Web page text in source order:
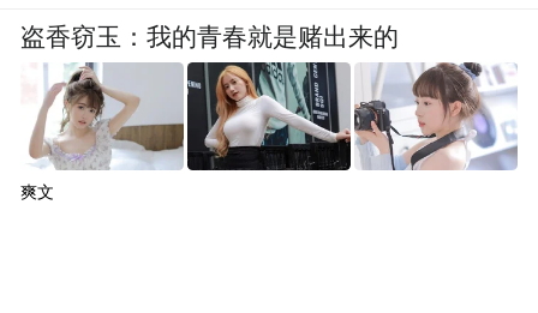
盗香窃玉：我的青春就是赌出来的
爽文